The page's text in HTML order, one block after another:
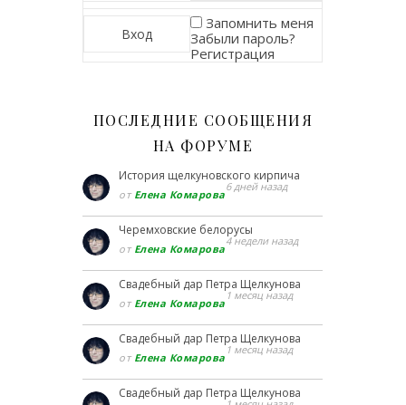
Запомнить меня
Забыли пароль?
Регистрация
ПОСЛЕДНИЕ СООБЩЕНИЯ
НА ФОРУМЕ
История щелкуновского кирпича
от Елена Комарова
6 дней назад
Черемховские белорусы
от Елена Комарова
4 недели назад
Свадебный дар Петра Щелкунова
от Елена Комарова
1 месяц назад
Свадебный дар Петра Щелкунова
от Елена Комарова
1 месяц назад
Свадебный дар Петра Щелкунова